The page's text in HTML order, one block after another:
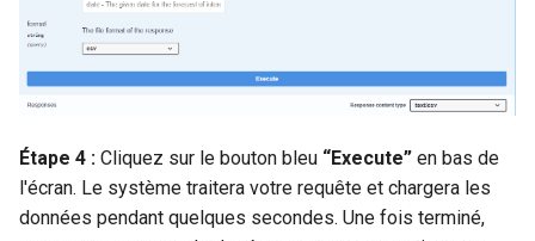
Étape 4 : Cliquez sur le bouton bleu “Execute” en bas de
l'écran. Le système traitera votre requête et chargera les
données pendant quelques secondes. Une fois terminé,